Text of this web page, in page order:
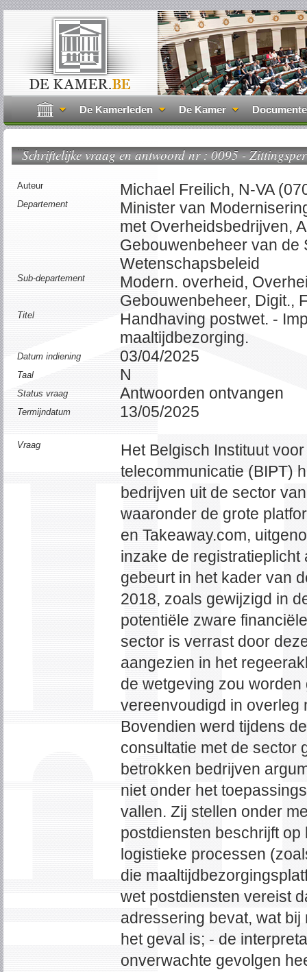
De Kamerleden De Kamer
...Schriftelijke vraag en antwoord nr : 0095 -
Auteur Michael Freilich, N-VA
Departement
Minister van
met Overheidsbedrijven,
Gebouwenbeheer van de
Wetenschapsbeleid
Sub-departement
Modern. overheid,
Gebouwenbeheer, Digit.,
Titel
Handhaving postwet. -
maaltijdbezorging.
Datum indiening 03/04/2025
Taal N
Status vraag Antwoorden ontvangen
Termijndatum 13/05/2025
Vraag
Het Belgisch Instituut
telecommunicatie (BIPT)
bedrijven uit de sector
waaronder de grote
en Takeaway.com,
inzake de registratieplicht
gebeurt in het kader van
2018, zoals gewijzigd in
potentiële zware
sector is verrast door
aangezien in het
de wetgeving zou
vereenvoudigd in overleg
Bovendien werd tijdens
consultatie met de sector
betrokken bedrijven
niet onder het
vallen. Zij stellen onder
postdiensten beschrijft
logistieke processen
die
wet postdiensten vereist
adressering bevat, wat
het geval is; - de
onverwachte gevolgen